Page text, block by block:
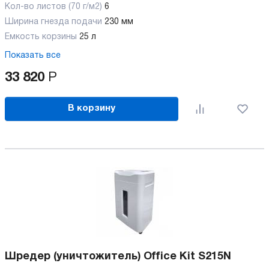
Кол-во листов (70 г/м2) 6
Ширина гнезда подачи 230 мм
Емкость корзины 25 л
Показать все
33 820 Р
В корзину
Шредер (уничтожитель) Office Kit S215N